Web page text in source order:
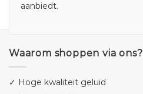
aanbiedt.
Waarom shoppen via ons?
✓ Hoge kwaliteit geluid